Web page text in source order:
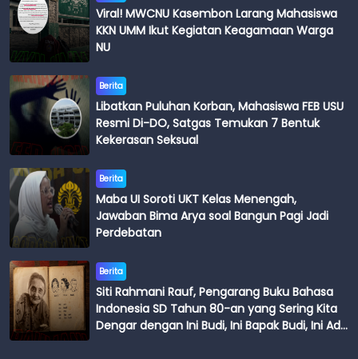
Viral! MWCNU Kasembon Larang Mahasiswa
KKN UMM Ikut Kegiatan Keagamaan Warga
NU
Berita
Libatkan Puluhan Korban, Mahasiswa FEB USU
Resmi Di-DO, Satgas Temukan 7 Bentuk
Kekerasan Seksual
Berita
Maba UI Soroti UKT Kelas Menengah,
Jawaban Bima Arya soal Bangun Pagi Jadi
Perdebatan
Berita
Siti Rahmani Rauf, Pengarang Buku Bahasa
Indonesia SD Tahun 80-an yang Sering Kita
Dengar dengan Ini Budi, Ini Bapak Budi, Ini Adik